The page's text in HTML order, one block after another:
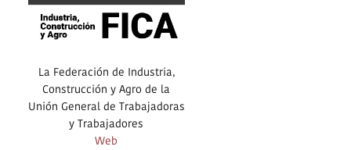
La Federación de Industria,
Construcción y Agro de la
Unión General de Trabajadoras
y Trabajadores
Web